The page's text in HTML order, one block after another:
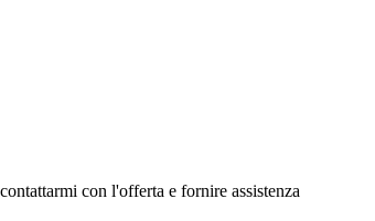
con l'offerta e fornire assistenza